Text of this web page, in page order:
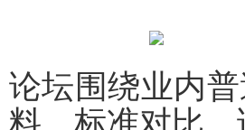
论坛围绕业内
料、标准对比